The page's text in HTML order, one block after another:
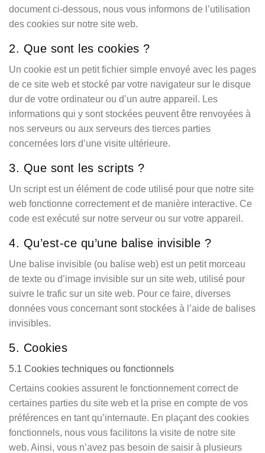
document ci-dessous, nous vous informons de l’utilisation
des cookies sur notre site web.
2. Que sont les cookies ?
Un cookie est un petit fichier simple envoyé avec les pages
de ce site web et stocké par votre navigateur sur le disque
dur de votre ordinateur ou d’un autre appareil. Les
informations qui y sont stockées peuvent être renvoyées à
nos serveurs ou aux serveurs des tierces parties
concernées lors d’une visite ultérieure.
3. Que sont les scripts ?
Un script est un élément de code utilisé pour que notre site
web fonctionne correctement et de manière interactive. Ce
code est exécuté sur notre serveur ou sur votre appareil.
4. Qu’est-ce qu’une balise invisible ?
Une balise invisible (ou balise web) est un petit morceau
de texte ou d’image invisible sur un site web, utilisé pour
suivre le trafic sur un site web. Pour ce faire, diverses
données vous concernant sont stockées à l’aide de balises
invisibles.
5. Cookies
5.1 Cookies techniques ou fonctionnels
Certains cookies assurent le fonctionnement correct de
certaines parties du site web et la prise en compte de vos
préférences en tant qu’internaute. En plaçant des cookies
fonctionnels, nous vous facilitons la visite de notre site
web. Ainsi, vous n’avez pas besoin de saisir à plusieurs